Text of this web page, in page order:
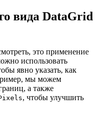
вида DataGrid
это применение
использовать
явно указать, как
мы можем
а также
, чтобы улучшить